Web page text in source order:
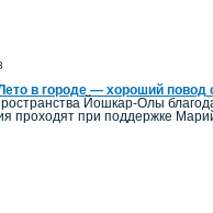
в городе — хороший повод
Йошкар-Олы
проходят при поддержке